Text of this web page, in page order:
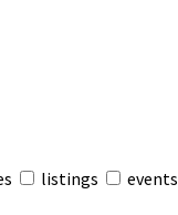
listings events